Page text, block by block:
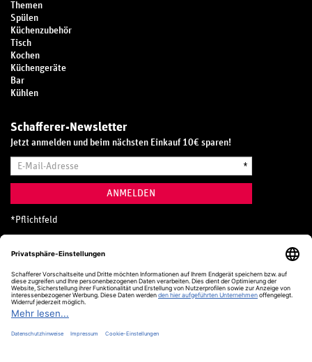
Themen
Spülen
Küchenzubehör
Tisch
Kochen
Küchengeräte
Bar
Kühlen
Schafferer-Newsletter
Jetzt anmelden und beim nächsten Einkauf 10€ sparen!
Mail-
*
ANMELDEN
* Pflichtfeld
Hotline
0800 20 70 300 (D)
Kostenlos aus dem deutschen Festnetz
24 Stunden / 365 Tage im Jahr